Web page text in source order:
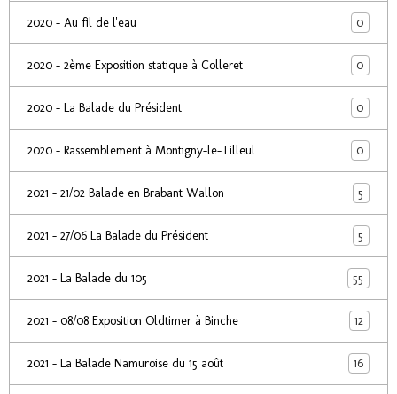
2020 - Au fil de l'eau 0
2020 - 2ème Exposition statique à Colleret 0
2020 - La Balade du Président 0
2020 - Rassemblement à Montigny-le-Tilleul 0
2021 - 21/02 Balade en Brabant Wallon 5
2021 - 27/06 La Balade du Président 5
2021 - La Balade du 105 55
2021 - 08/08 Exposition Oldtimer à Binche 12
2021 - La Balade Namuroise du 15 août 16